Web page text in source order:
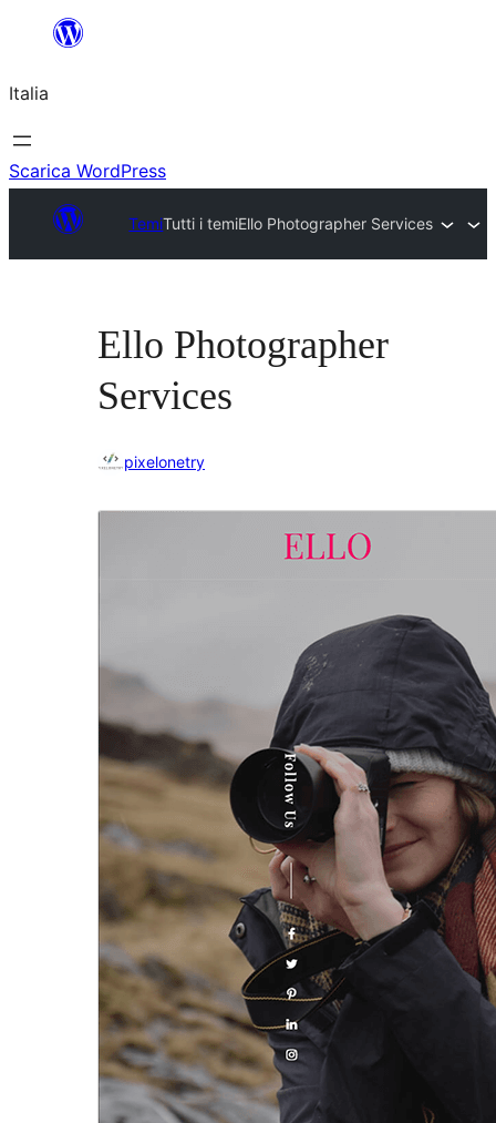
contenuto
Italia
Scarica WordPress
TemiTutti i temiEllo Photographer Services
Ello Photographer
Services
pixelonetry